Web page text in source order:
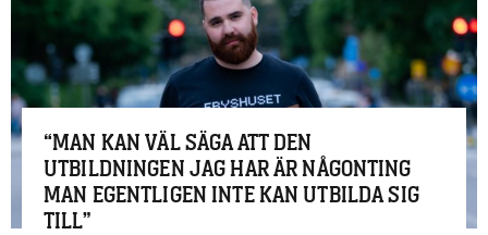
“MAN KAN VÄL SÄGA ATT DEN
UTBILDNINGEN JAG HAR ÄR NÅGONTING
MAN EGENTLIGEN INTE KAN UTBILDA SIG
TILL”